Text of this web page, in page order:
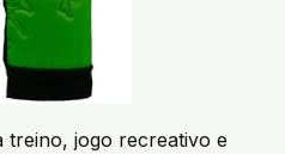
treino, jogo recreativo e